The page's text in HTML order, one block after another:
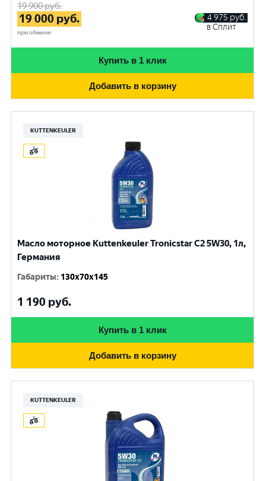
19 900руб.
19 000 руб.
при обмене
4 975 руб.
в Сплит
Купить в 1 клик
Добавить в корзину
KUTTENKEULER
Масло моторное Kuttenkeuler Tronicstar C2 5W30, 1л,
Германия
Габариты: 130x70x145
1 190 руб.
Купить в 1 клик
Добавить в корзину
KUTTENKEULER